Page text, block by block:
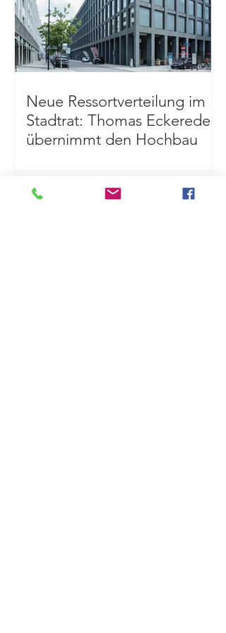
Neue Ressortverteilung im
Stadtrat: Thomas Eckereder
übernimmt den Hochbau